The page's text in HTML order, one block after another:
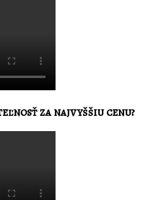
za najvyššiu cenu?